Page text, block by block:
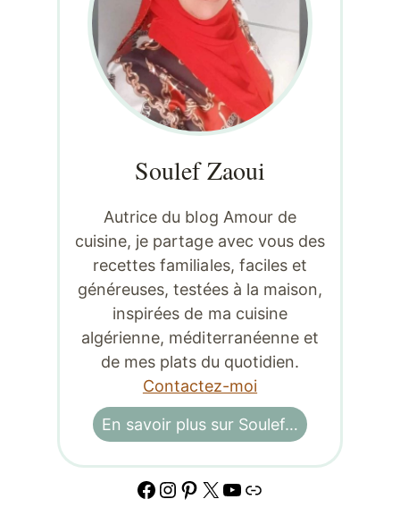
Soulef Zaoui
Autrice du blog Amour de
cuisine, je partage avec vous des
recettes familiales, faciles et
généreuses, testées à la maison,
inspirées de ma cuisine
algérienne, méditerranéenne et
de mes plats du quotidien.
Contactez-moi
En savoir plus sur Soulef…
Facebook
Instagram
Pinterest
X YouTube
Lien